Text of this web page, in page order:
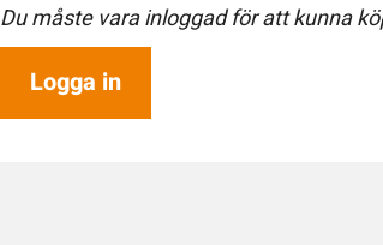
Du måste vara inloggad för att kunna
Logga in